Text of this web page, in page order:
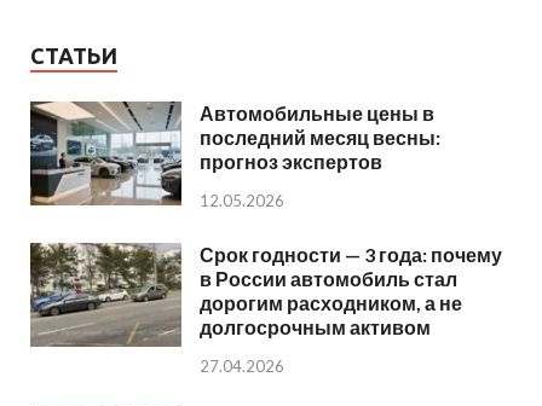
СТАТЬИ
Автомобильные цены в
последний месяц весны:
прогноз экспертов
12.05.2026
Срок годности — 3 года: почему
в России автомобиль стал
дорогим расходником, а не
долгосрочным активом
27.04.2026